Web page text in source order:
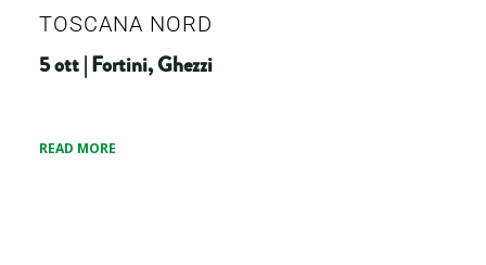
TOSCANA NORD
5 ott | Fortini, Ghezzi
READ MORE